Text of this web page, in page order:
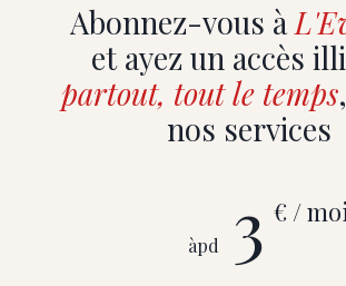
Abonnez-vous à
et ayez un accès
partout, tout le temps
nos services
àpd 3 € /